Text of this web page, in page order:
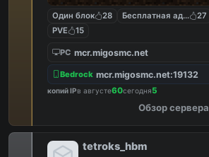
Один блок 28 Бесплатная админка
27
PVE
15
PC mcr.migosmc.net
Bedrock mcr.migosmc.net:19132
копий IPв августе60сегодня5
Обзор сервера
tetroks_hbm